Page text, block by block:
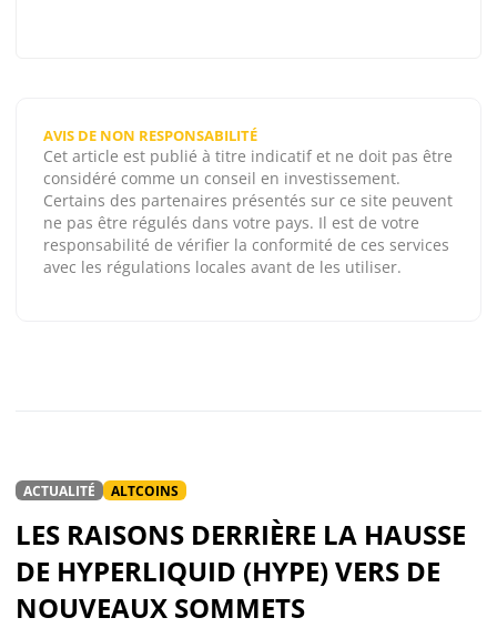
AVIS DE NON RESPONSABILITÉ
Cet article est publié à titre indicatif et ne doit pas être
considéré comme un conseil en investissement.
Certains des partenaires présentés sur ce site peuvent
ne pas être régulés dans votre pays. Il est de votre
responsabilité de vérifier la conformité de ces services
avec les régulations locales avant de les utiliser.
ACTUALITÉ ALTCOINS
LES RAISONS DERRIÈRE LA HAUSSE
DE HYPERLIQUID (HYPE) VERS DE
NOUVEAUX SOMMETS